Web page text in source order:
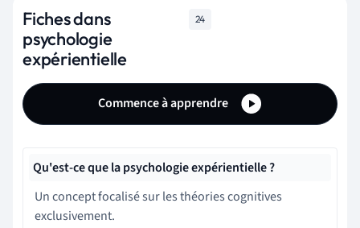
Fiches dans
psychologie
expérientielle
24
Commence à apprendre
Qu'est-ce que la psychologie expérientielle ?
Un concept focalisé sur les théories cognitives
exclusivement.